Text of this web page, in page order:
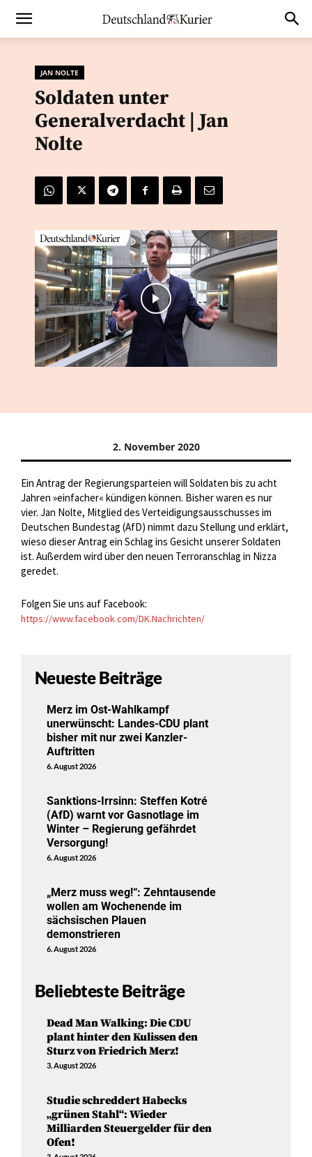
JAN NOLTE
Soldaten unter
Generalverdacht | Jan
Nolte
2. November 2020
Ein Antrag der Regierungsparteien will Soldaten bis zu acht
Jahren »einfacher« kündigen können. Bisher waren es nur
vier. Jan Nolte, Mitglied des Verteidigungsausschusses im
Deutschen Bundestag (AfD) nimmt dazu Stellung und erklärt,
wieso dieser Antrag ein Schlag ins Gesicht unserer Soldaten
ist. Außerdem wird über den neuen Terroranschlag in Nizza
geredet.
Folgen Sie uns auf Facebook:
https://www.facebook.com/DK.Nachrichten/
Neueste Beiträge
Merz im Ost-Wahlkampf
unerwünscht: Landes-CDU plant
bisher mit nur zwei Kanzler-
Auftritten
6. August 2026
Sanktions-Irrsinn: Steffen Kotré
(AfD) warnt vor Gasnotlage im
Winter – Regierung gefährdet
Versorgung!
6. August 2026
„Merz muss weg!“: Zehntausende
wollen am Wochenende im
sächsischen Plauen
demonstrieren
6. August 2026
Beliebteste Beiträge
Dead Man Walking: Die CDU
plant hinter den Kulissen den
Sturz von Friedrich Merz!
3. August 2026
Studie schreddert Habecks
„grünen Stahl“: Wieder
Milliarden Steuergelder für den
Ofen!